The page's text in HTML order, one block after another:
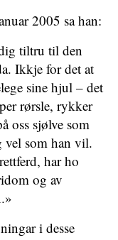
2005 sa han:
tiltru til den
Ikkje for det at
sine hjul – det
rørsle, rykker
oss sjølve som
vel som han vil.
har ho
og av
i desse